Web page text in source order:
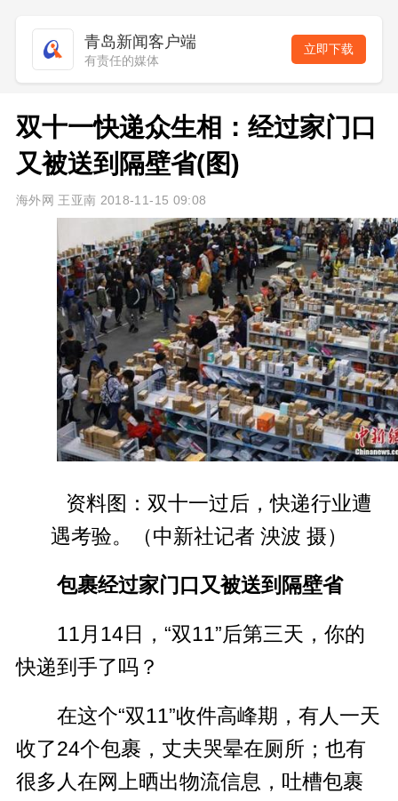
青岛新闻客户端
有责任的媒体
立即下载
双十一快递众生相：经过家门口
又被送到隔壁省(图)
海外网 王亚南 2018-11-15 09:08
资料图：双十一过后，快递行业遭
遇考验。（中新社记者 泱波 摄）
包裹经过家门口又被送到隔壁省
11月14日，“双11”后第三天，你的
快递到手了吗？
在这个“双11”收件高峰期，有人一天
收了24个包裹，丈夫哭晕在厕所；也有
很多人在网上晒出物流信息，吐槽包裹